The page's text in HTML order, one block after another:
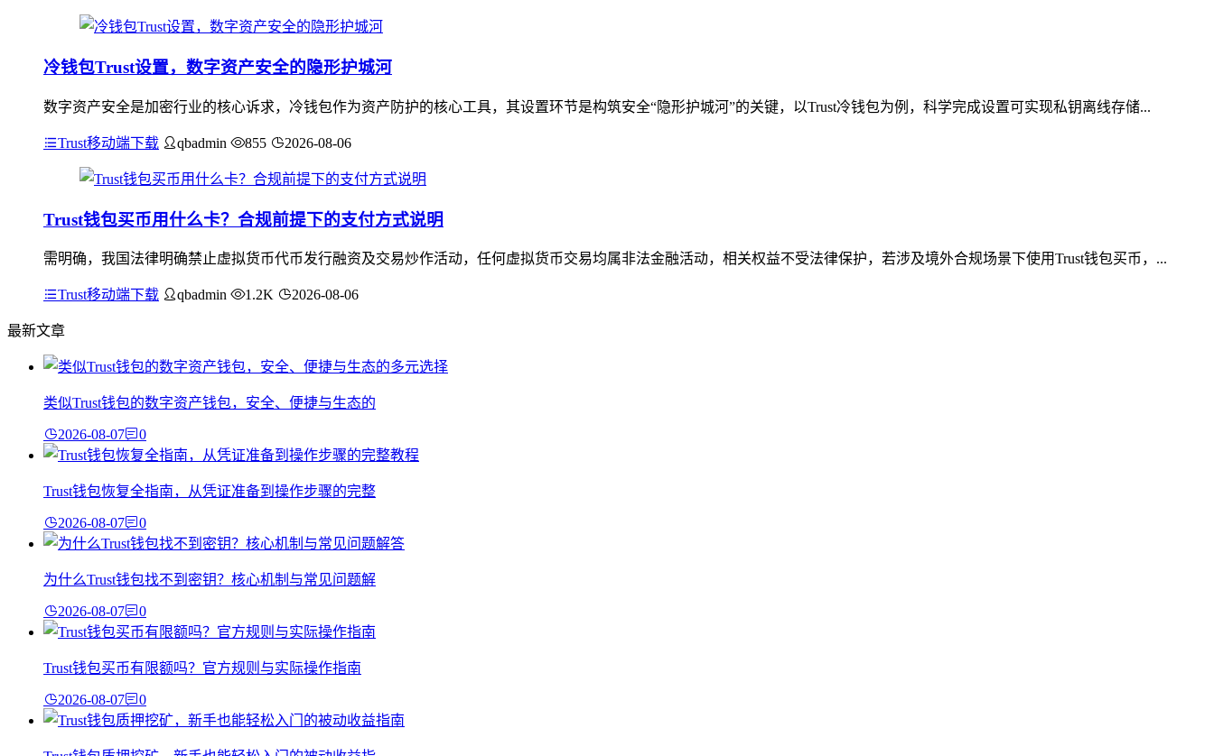
冷钱包Trust设置，数字资产安全的隐形护城河
数字资产安全是加密行业的核心诉求，冷钱包作为资产防护的核心工具，其设置环节是构筑安全“隐形护城河”的关键，以Trust冷钱包为例，科学完成设置可实现私钥离线存储...
Trust移动端下载 qbadmin 855 2026-08-06
Trust钱包买币用什么卡？合规前提下的支付方式说明
需明确，我国法律明确禁止虚拟货币代币发行融资及交易炒作活动，任何虚拟货币交易均属非法金融活动，相关权益不受法律保护，若涉及境外合规场景下使用Trust钱包买币，...
Trust移动端下载 qbadmin 1.2K 2026-08-06
最新文章
类似Trust钱包的数字资产钱包，安全、便捷与生态的
2026-08-07 0
Trust钱包恢复全指南，从凭证准备到操作步骤的完整
2026-08-07 0
为什么Trust钱包找不到密钥？核心机制与常见问题解
2026-08-07 0
Trust钱包买币有限额吗？官方规则与实际操作指南
2026-08-07 0